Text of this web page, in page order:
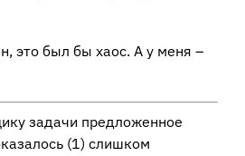
это был бы хаос. А у меня –
задачи предложенное
(1) слишком